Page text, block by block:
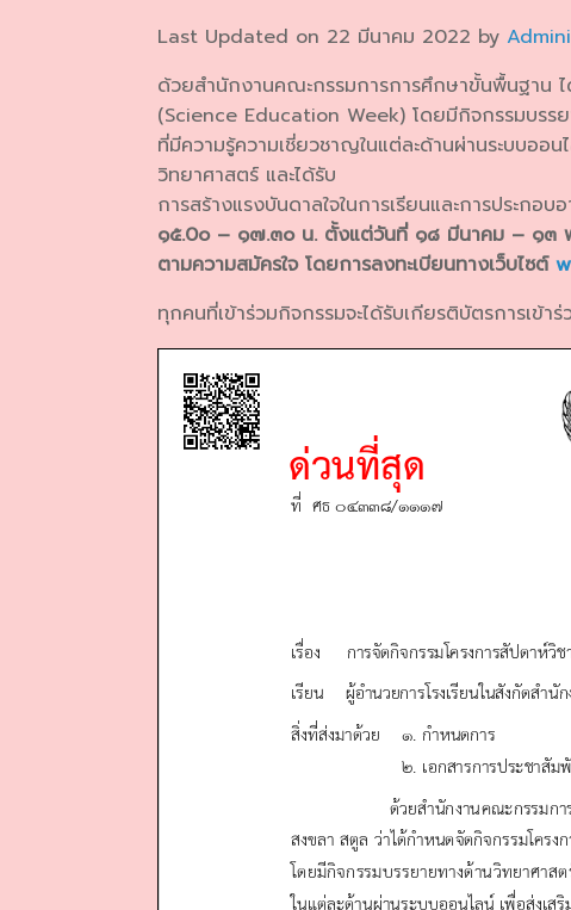
Last Updated on 22 มีนาคม 2022 by
ด้วยสำนักงานคณะกรรมการการศึกษาขั้นพื้นฐาน
(Science Education Week) โดยมีกิจกรรมบรร
ที่มีความรู้ความเชี่ยวชาญในแต่ละด้านผ่านระบบออ
วิทยาศาสตร์ และได้รับ
การสร้างแรงบันดาลใจในการเรียนและการประกอ
๑๕.0๐ – ๑๗.๓๐ น. ตั้งแต่วันที่ ๑๘ มีนาคม – ๑๓
ตามความสมัครใจ โดยการลงทะเบียนทางเว็บไซต์
ทุกคนที่เข้าร่วมกิจกรรมจะได้รับเกียรติบัตรการเข้า